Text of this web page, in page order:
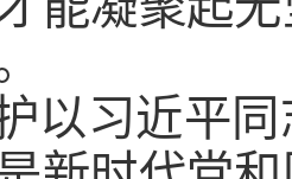
以习近平